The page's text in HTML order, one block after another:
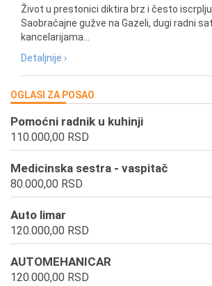
Život u prestonici diktira brz i često
Saobraćajne gužve na Gazeli, dugi radni
kancelarijama...
Detaljnije ›
OGLASI ZA POSAO
Pomoćni radnik u kuhinji
110.000,00 RSD
Medicinska sestra - vaspitač
80.000,00 RSD
Auto limar
120.000,00 RSD
AUTOMEHANICAR
120.000,00 RSD